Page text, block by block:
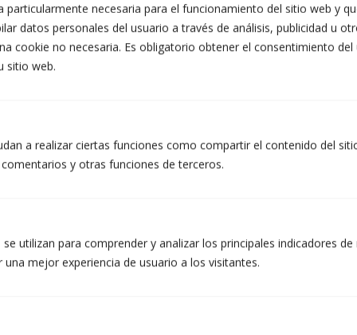
particularmente necesaria para el funcionamiento del sitio web y
datos personales del usuario a través de análisis, publicidad u
cookie no necesaria. Es obligatorio obtener el consentimiento
sitio web.
a realizar ciertas funciones como compartir el contenido del
y otras funciones de terceros.
utilizan para comprender y analizar los principales indicadores
mejor experiencia de usuario a los visitantes.
El missatge (obligatori)
INFORMACIÓ PROTECCIÓ DE DADES DE TALLERS ATZERÀ S.L.
Finalitats: Respondre a les vostres sol·licituds i enviar-vos informació comercial dels nostres
l’enllaç d’Avís Legal.
Accepto rebre informació comercial, inclosos mitjans electrònics.